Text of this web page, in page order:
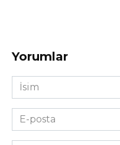
Yorumlar
İsim
*
E-
posta